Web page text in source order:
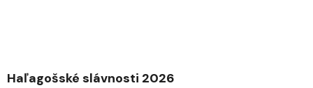
Haľagošské slávnosti 2026